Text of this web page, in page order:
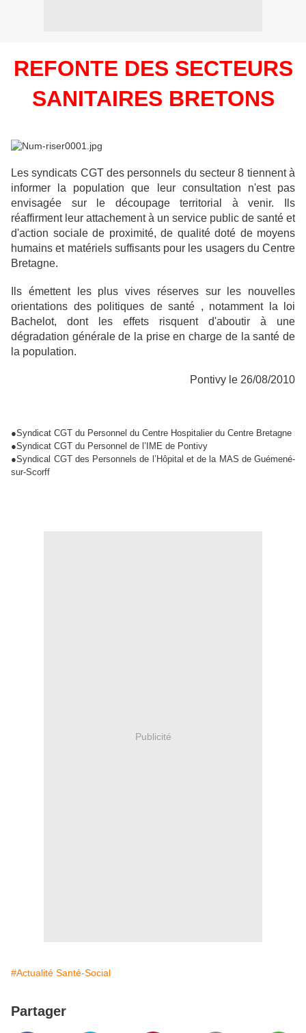
REFONTE DES SECTEURS
SANITAIRES BRETONS
Les syndicats CGT des personnels du secteur 8 tiennent à
informer la population que leur consultation n'est pas
envisagée sur le découpage territorial à venir. Ils
réaffirment leur attachement à un service public de santé et
d'action sociale de proximité, de qualité doté de moyens
humains et matériels suffisants pour les usagers du Centre
Bretagne.
Ils émettent les plus vives réserves sur les nouvelles
orientations des politiques de santé , notamment la loi
Bachelot, dont les effets risquent d'aboutir à une
dégradation générale de la prise en charge de la santé de
la population.
Pontivy le 26/08/2010
●Syndicat CGT du Personnel du Centre Hospitalier du Centre Bretagne
●Syndicat CGT du Personnel de l’IME de Pontivy
●Syndical CGT des Personnels de l’Hôpital et de la MAS de Guémené-
sur-Scorff
Publicité
#Actualité Santé-Social
Partager